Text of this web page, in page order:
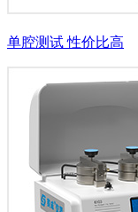
单腔测试 性价比高